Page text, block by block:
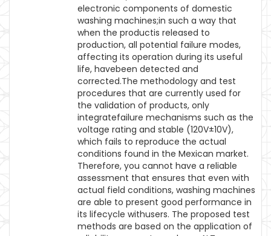
electronic components of domestic
washing machines;in such a way that
when the productis released to
production, all potential failure modes,
affecting its operation during its useful
life, havebeen detected and
corrected.The methodology and test
procedures that are currently used for
the validation of products, only
integratefailure mechanisms such as the
voltage rating and stable (120V±10V),
which fails to reproduce the actual
conditions found in the Mexican market.
Therefore, you cannot have a reliable
assessment that ensures that even with
actual field conditions, washing machines
are able to present good performance in
its lifecycle withusers. The proposed test
methods are based on the application of